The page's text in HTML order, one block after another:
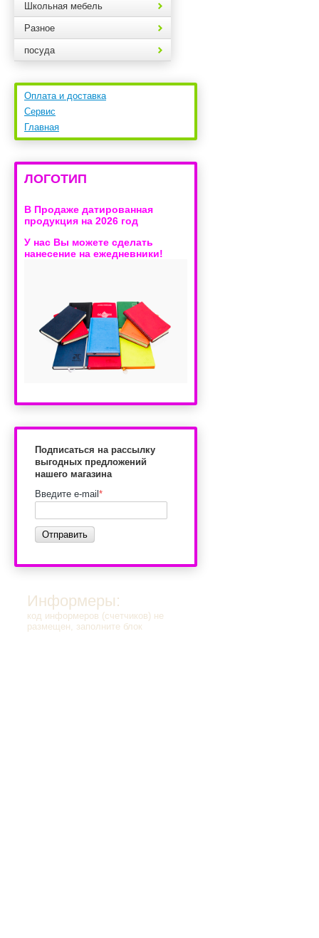
Школьная мебель
Разное
посуда
Оплата и доставка
Сервис
Главная
ЛОГОТИП
В Продаже датированная
продукция на 2026 год
У нас Вы можете сделать
нанесение на ежедневники!
Подписаться на рассылку
выгодных предложений
нашего магазина
Введите e-mail *
Отправить
Информеры:
код информеров (счетчиков) не
размещен, заполните блок